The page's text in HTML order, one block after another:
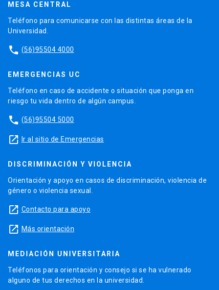
MESA CENTRAL
Teléfono para comunicarse con las distintas áreas de la
Universidad.
phone (56)95504 4000
EMERGENCIAS UC
Teléfono en caso de accidente o situación que ponga en
riesgo tu vida dentro de algún campus.
phone (56)95504 5000
launch Ir al sitio de Emergencias
DISCRIMINACIÓN Y VIOLENCIA
Orientación y apoyo en casos de discriminación, violencia de
género o violencia sexual.
launch Contacto para apoyo
launch Más orientación
MEDIACIÓN UNIVERSITARIA
Teléfonos para orientación y consejo si se ha vulnerado
alguno de tus derechos en la universidad.